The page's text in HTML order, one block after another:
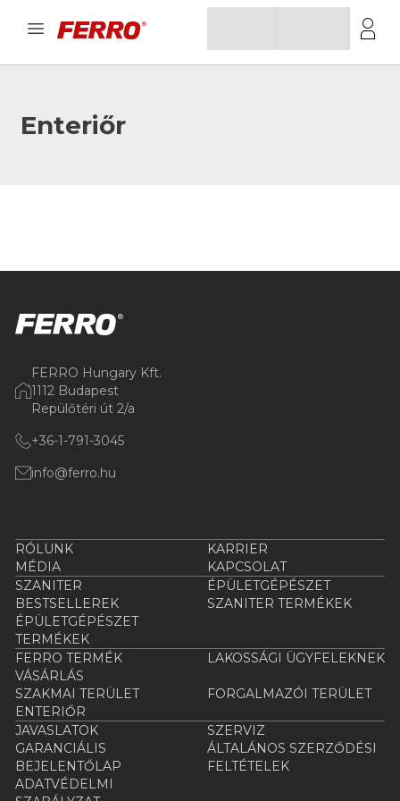
Enteriőr
FERRO Hungary Kft.
1112 Budapest
Repülőtéri út 2/a
+36-1-791-3045
info@ferro.hu
RÓLUNK
KARRIER
MÉDIA
KAPCSOLAT
SZANITER
ÉPÜLETGÉPÉSZET
BESTSELLEREK
SZANITER TERMÉKEK
ÉPÜLETGÉPÉSZET
TERMÉKEK
FERRO TERMÉK
VÁSÁRLÁS
LAKOSSÁGI ÜGYFELEKNEK
SZAKMAI TERÜLET
FORGALMAZÓI TERÜLET
ENTERIŐR
JAVASLATOK
SZERVIZ
GARANCIÁLIS
BEJELENTŐLAP
ÁLTALÁNOS SZERZŐDÉSI
FELTÉTELEK
ADATVÉDELMI